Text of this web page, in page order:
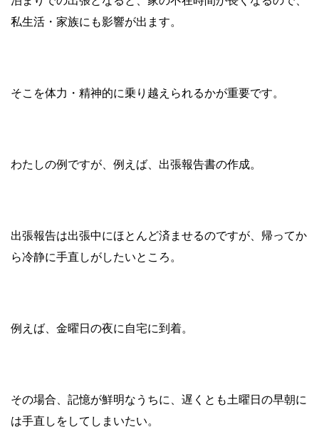
私生活・家族にも影響が出ます。
そこを体力・精神的に乗り越えられるかが重要です。
わたしの例ですが、 例えば、出張報告書の作成。
出張報告は出張中にほとんど済ませるのですが、帰ってか
ら冷静に手直しがしたいところ。
例えば、金曜日の夜に自宅に到着。
その場合、記憶が鮮明なうちに、遅くとも土曜日の早朝に
は手直しをしてしまいたい。